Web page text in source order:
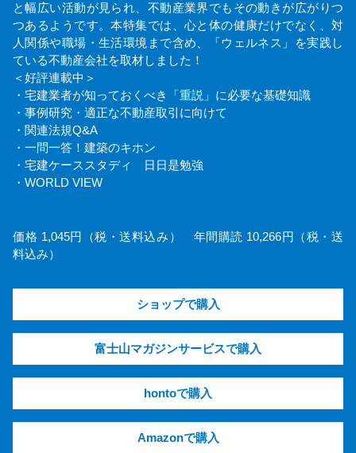
と幅広い活動が見られ、不動産業界でもその動きが広がりつ
つあるようです。本特集では、心と体の健康だけでなく、対
人関係や職場・生活環境まで含め、「ウェルネス」を実践し
ている不動産会社を取材しました！
＜好評連載中＞
・宅建業者が知っておくべき「重説」に必要な基礎知識
・事例研究・適正な不動産取引に向けて
・関連法規Q&A
・一問一答！建築のキホン
・宅建ケーススタディ 日日是勉強
・WORLD VIEW
価格 1,045円（税・送料込み） 年間購読 10,266円（税・送
料込み）
ショップで購入
富士山マガジンサービスで購入
hontoで購入
Amazonで購入